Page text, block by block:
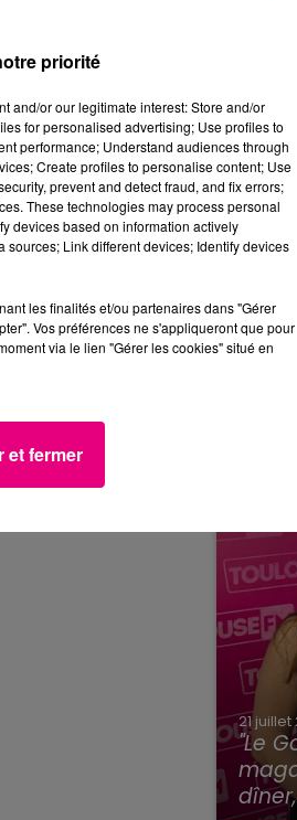
21 juillet
21 juillet
"Le
priorité
and/or our legitimate interest: Store and/or
for personalised advertising; Use profiles to
performance; Understand audiences through
Create profiles to personalise content; Use
prevent and detect fraud, and fix errors;
These technologies may process personal
devices based on information actively
Link different devices; Identify devices
les finalités et/ou partenaires dans "Gérer
Vos préférences ne s'appliqueront que pour
via le lien "Gérer les cookies" situé en
et fermer